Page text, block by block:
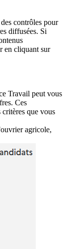
contrôles pour
diffusées. Si
en cliquant sur
Travail peut vous
Ces
critères que vous
agricole,